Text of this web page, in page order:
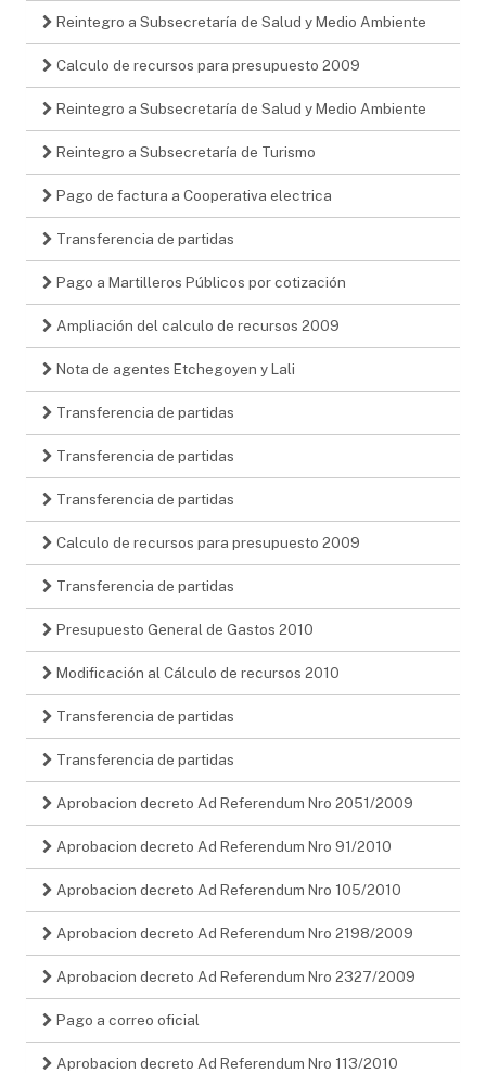
Reintegro a Subsecretaría de Salud y Medio Ambiente
Calculo de recursos para presupuesto 2009
Reintegro a Subsecretaría de Salud y Medio Ambiente
Reintegro a Subsecretaría de Turismo
Pago de factura a Cooperativa electrica
Transferencia de partidas
Pago a Martilleros Públicos por cotización
Ampliación del calculo de recursos 2009
Nota de agentes Etchegoyen y Lali
Transferencia de partidas
Transferencia de partidas
Transferencia de partidas
Calculo de recursos para presupuesto 2009
Transferencia de partidas
Presupuesto General de Gastos 2010
Modificación al Cálculo de recursos 2010
Transferencia de partidas
Transferencia de partidas
Aprobacion decreto Ad Referendum Nro 2051/2009
Aprobacion decreto Ad Referendum Nro 91/2010
Aprobacion decreto Ad Referendum Nro 105/2010
Aprobacion decreto Ad Referendum Nro 2198/2009
Aprobacion decreto Ad Referendum Nro 2327/2009
Pago a correo oficial
Aprobacion decreto Ad Referendum Nro 113/2010